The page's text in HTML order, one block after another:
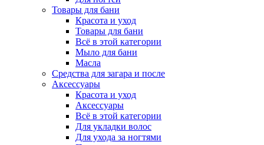
Товары для бани
Красота и уход
Товары для бани
Всё в этой категории
Мыло для бани
Масла
Средства для загара и после
Аксессуары
Красота и уход
Аксессуары
Всё в этой категории
Для укладки волос
Для ухода за ногтями